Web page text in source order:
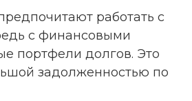
работать с
с финансовыми
портфели долгов. Это
задолженностью по